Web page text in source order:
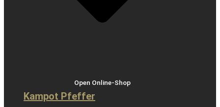
Open Online-Shop
Kampot Pfeffer